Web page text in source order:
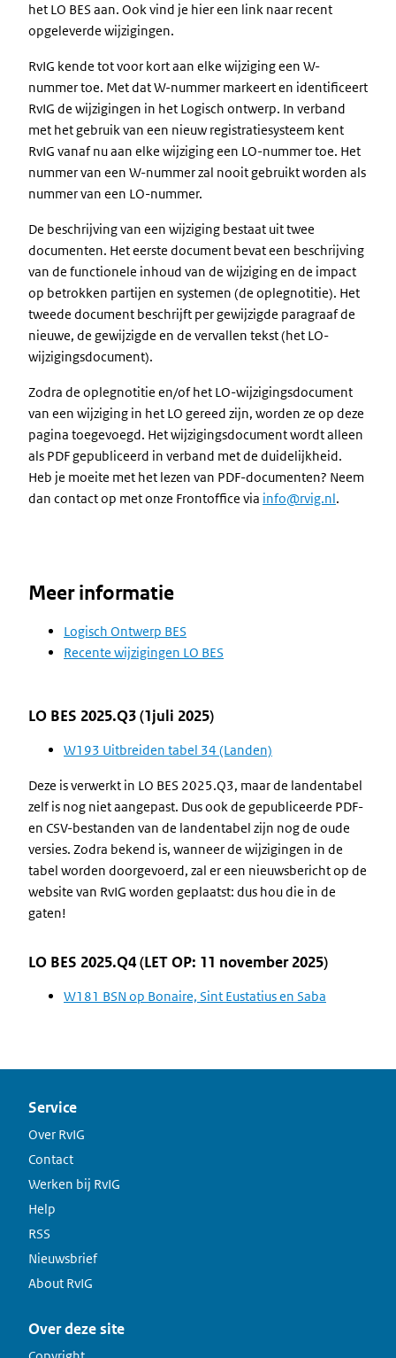
het LO BES aan. Ook vind je hier een link naar recent
opgeleverde wijzigingen.
RvIG kende tot voor kort aan elke wijziging een W-
nummer toe. Met dat W-nummer markeert en identificeert
RvIG de wijzigingen in het Logisch ontwerp. In verband
met het gebruik van een nieuw registratiesysteem kent
RvIG vanaf nu aan elke wijziging een LO-nummer toe. Het
nummer van een W-nummer zal nooit gebruikt worden als
nummer van een LO-nummer.
De beschrijving van een wijziging bestaat uit twee
documenten. Het eerste document bevat een beschrijving
van de functionele inhoud van de wijziging en de impact
op betrokken partijen en systemen (de oplegnotitie). Het
tweede document beschrijft per gewijzigde paragraaf de
nieuwe, de gewijzigde en de vervallen tekst (het LO-
wijzigingsdocument).
Zodra de oplegnotitie en/of het LO-wijzigingsdocument
van een wijziging in het LO gereed zijn, worden ze op deze
pagina toegevoegd. Het wijzigingsdocument wordt alleen
als PDF gepubliceerd in verband met de duidelijkheid.
Heb je moeite met het lezen van PDF-documenten? Neem
dan contact op met onze Frontoffice via info@rvig.nl.
Meer informatie
Logisch Ontwerp BES
Recente wijzigingen LO BES
LO BES 2025.Q3 (1juli 2025)
W193 Uitbreiden tabel 34 (Landen)
Deze is verwerkt in LO BES 2025.Q3, maar de landentabel
zelf is nog niet aangepast. Dus ook de gepubliceerde PDF-
en CSV-bestanden van de landentabel zijn nog de oude
versies. Zodra bekend is, wanneer de wijzigingen in de
tabel worden doorgevoerd, zal er een nieuwsbericht op de
website van RvIG worden geplaatst: dus hou die in de
gaten!
LO BES 2025.Q4 (LET OP: 11 november 2025)
W181 BSN op Bonaire, Sint Eustatius en Saba
Service
Over RvIG
Contact
Werken bij RvIG
Help
RSS
Nieuwsbrief
About RvIG
Over deze site